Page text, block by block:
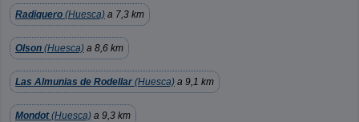
Radiquero (Huesca) a 7,3 km
Olson (Huesca) a 8,6 km
Las Almunias de Rodellar (Huesca) a 9,1 km
Mondot(Huesca) a 9,3 km